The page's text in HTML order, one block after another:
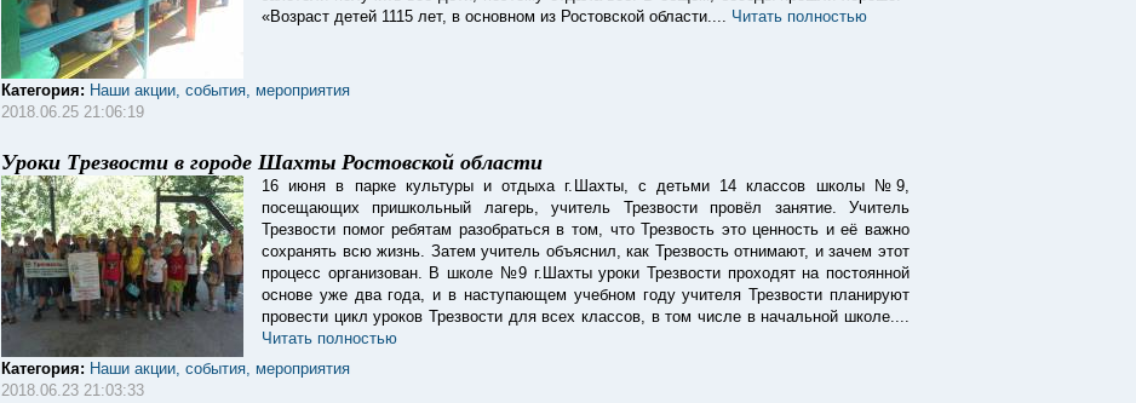
«Возраст детей 1115 лет, в основном из Ростовской области.... Читать полностью
Категория: Наши акции, события, мероприятия
2018.06.25 21:06:19
Уроки Трезвости в городе Шахты Ростовской области
16 июня в парке культуры и отдыха г.Шахты, с детьми 14 классов школы №9,
посещающих пришкольный лагерь, учитель Трезвости провёл занятие. Учитель
Трезвости помог ребятам разобраться в том, что Трезвость это ценность и её важно
сохранять всю жизнь. Затем учитель объяснил, как Трезвость отнимают, и зачем этот
процесс организован. В школе №9 г.Шахты уроки Трезвости проходят на постоянной
основе уже два года, и в наступающем учебном году учителя Трезвости планируют
провести цикл уроков Трезвости для всех классов, в том числе в начальной школе....
Читать полностью
Категория: Наши акции, события, мероприятия
2018.06.23 21:03:33